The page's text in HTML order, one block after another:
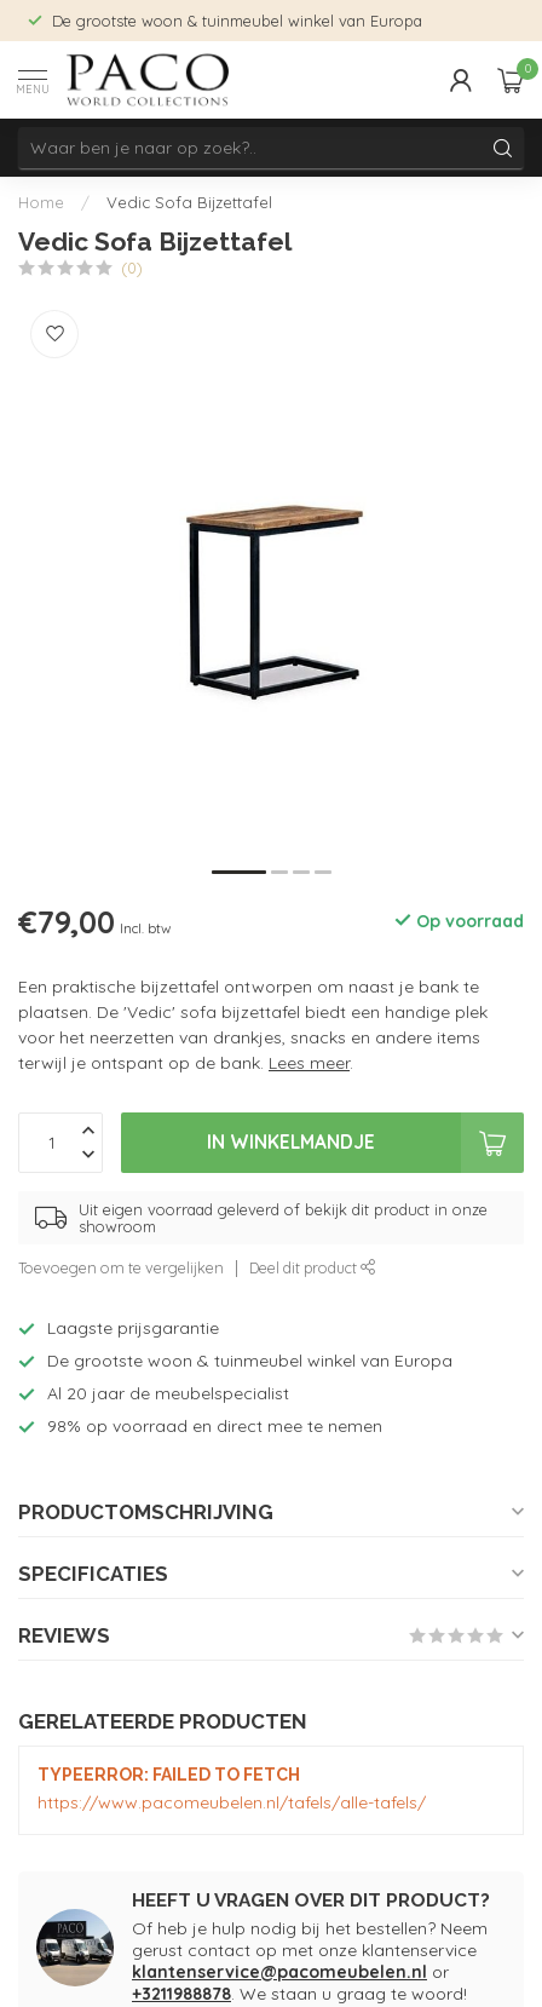
De grootste woon & tuinmeubel winkel van Europa
MENU
0
Home / Vedic Sofa Bijzettafel
Vedic Sofa Bijzettafel
(0)
€79,00 Incl. btw Op voorraad
Een praktische bijzettafel ontworpen om naast je bank te
plaatsen. De 'Vedic' sofa bijzettafel biedt een handige plek
voor het neerzetten van drankjes, snacks en andere items
terwijl je ontspant op de bank. Lees meer.
IN WINKELMANDJE
Uit eigen voorraad geleverd of bekijk dit product in onze
showroom
Toevoegen om te vergelijken Deel dit product
Laagste prijsgarantie
De grootste woon & tuinmeubel winkel van Europa
Al 20 jaar de meubelspecialist
98% op voorraad en direct mee te nemen
PRODUCTOMSCHRIJVING
SPECIFICATIES
REVIEWS
GERELATEERDE PRODUCTEN
TYPEERROR: FAILED TO FETCH
https://www.pacomeubelen.nl/tafels/alle-tafels/
HEEFT U VRAGEN OVER DIT PRODUCT?
Of heb je hulp nodig bij het bestellen? Neem
gerust contact op met onze klantenservice
klantenservice@pacomeubelen.nl or
+3211988878. We staan u graag te woord!